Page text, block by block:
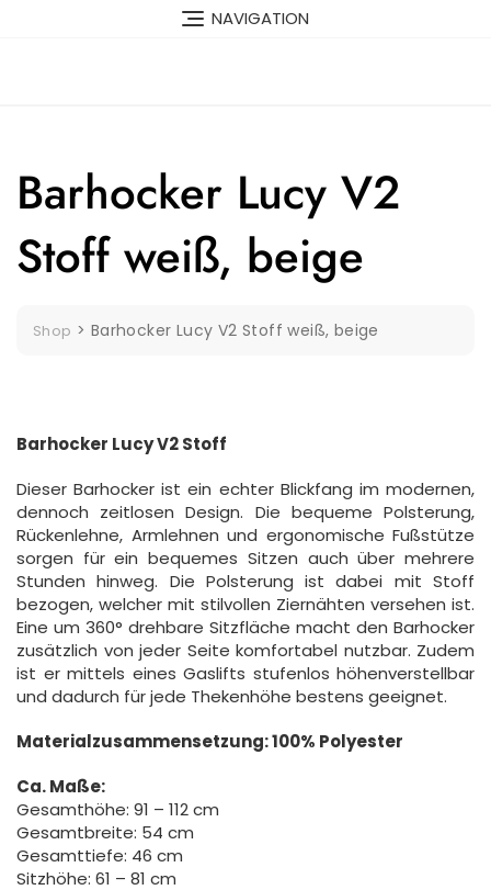
NAVIGATION
Barhocker Lucy V2
Stoff weiß, beige
Shop > Barhocker Lucy V2 Stoff weiß, beige
Barhocker Lucy V2 Stoff
Dieser Barhocker ist ein echter Blickfang im modernen,
dennoch zeitlosen Design. Die bequeme Polsterung,
Rückenlehne, Armlehnen und ergonomische Fußstütze
sorgen für ein bequemes Sitzen auch über mehrere
Stunden hinweg. Die Polsterung ist dabei mit Stoff
bezogen, welcher mit stilvollen Ziernähten versehen ist.
Eine um 360° drehbare Sitzfläche macht den Barhocker
zusätzlich von jeder Seite komfortabel nutzbar. Zudem
ist er mittels eines Gaslifts stufenlos höhenverstellbar
und dadurch für jede Thekenhöhe bestens geeignet.
Materialzusammensetzung: 100% Polyester
Ca. Maße:
Gesamthöhe: 91 – 112 cm
Gesamtbreite: 54 cm
Gesamttiefe: 46 cm
Sitzhöhe: 61 – 81 cm